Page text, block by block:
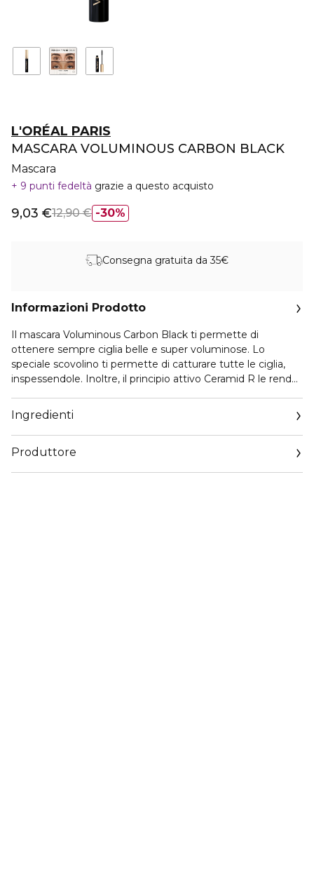
L'ORÉAL PARIS
MASCARA VOLUMINOUS CARBON BLACK
Mascara
9 punti fedeltà grazie a questo acquisto
30%
9,03 €12,90 €
Consegna gratuita da 35€
Informazioni Prodotto
Il mascara Voluminous Carbon Black ti permette di
ottenere sempre ciglia belle e super voluminose. Lo
speciale scovolino ti permette di catturare tutte le ciglia,
inspessendole. Inoltre, il principio attivo Ceramid R le rende
Ingredienti
Produttore